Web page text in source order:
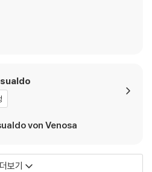
von Venosa
더보기